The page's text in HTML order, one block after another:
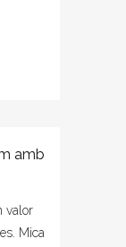
amb
valor
Mica